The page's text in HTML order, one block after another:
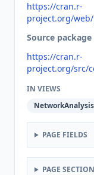
https://cran.r-
project.org/
Source package
https://cran.r-
project.org/src/
IN VIEWS
NetworkAnalysis
PAGE FIELDS
PAGE